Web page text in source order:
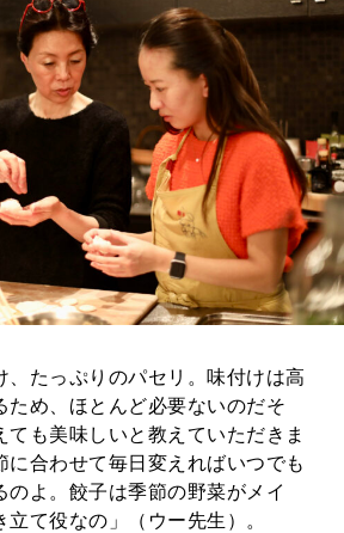
、たっぷりのパセリ。味付けは高
ため、ほとんど必要ないのだそ
ても美味しいと教えていただきま
に合わせて毎日変えればいつでも
のよ。餃子は季節の野菜がメイ
立て役なの」（ウー先生）。